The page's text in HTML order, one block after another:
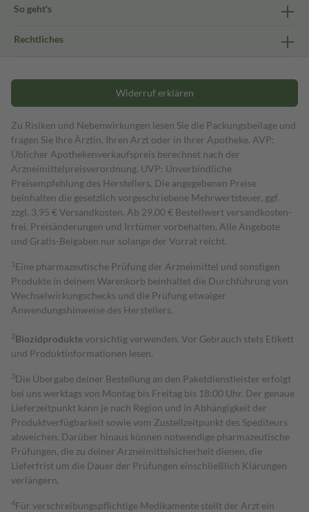
So geht's
Rechtliches
Widerruf erklären
Zu Risiken und Nebenwirkungen lesen Sie die Packungsbeilage und
fragen Sie Ihre Ärztin, Ihren Arzt oder in Ihrer Apotheke. AVP:
Üblicher Apothekenverkaufspreis berechnet nach der
Arzneimittelpreisverordnung. UVP: Unverbindliche
Preisempfehlung des Herstellers. Die angegebenen Preise
beinhalten die gesetzlich vorgeschriebene Mehrwertsteuer, ggf.
zzgl. 3,95 € Versandkosten. Ab 29,00 € Bestell­wert versand­kosten­
frei. Preisänderungen und Irrtümer vorbehalten. Alle Angebote
und Gratis-Beigaben nur solange der Vorrat reicht.
1 Eine pharmazeutische Prüfung der Arzneimittel und sonstigen
Produkte in deinem Warenkorb beinhaltet die Durchführung von
Wechselwirkungschecks und die Prüfung etwaiger
Anwendungshinweise des Herstellers.
2Biozidproduktevorsichtig verwenden. Vor Gebrauch stets Etikett
und Produktinformationen lesen.
3Die Übergabe deiner Bestellung an den Paketdienstleister erfolgt
bei uns werktags von Montag bis Freitag bis 18:00 Uhr. Der genaue
Lieferzeitpunkt kann je nach Region und in Abhängigkeit der
Produktverfügbarkeit sowie vom Zustellzeitpunkt des Spediteurs
abweichen. Darüber hinaus können notwendige pharmazeutische
Prüfungen, die zu deiner Arzneimittelsicherheit dienen, die
Lieferfrist um die Dauer der Prüfungen einschließlich Klärungen
verlängern.
4Für verschreibungspflichtige Medikamente stellt der Arzt ein